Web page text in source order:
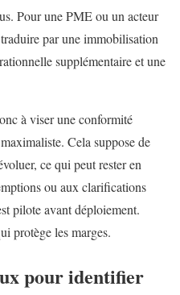
Pour une PME ou un acteur
par une immobilisation
supplémentaire et une
à viser une conformité
Cela suppose de
ce qui peut rester en
ou aux clarifications
pilote avant déploiement.
protège les marges.
pour identifier